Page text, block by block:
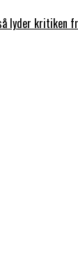
lyder kritiken